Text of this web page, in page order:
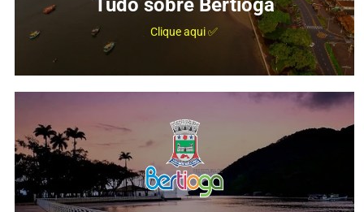
Tudo sobre Bertioga
Clique aqui ✅